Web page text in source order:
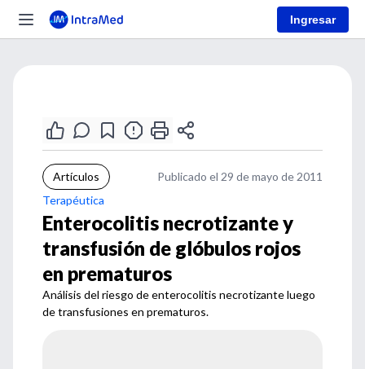
Ingresar
Artículos
Publicado el 29 de mayo de 2011
Terapéutica
Enterocolitis necrotizante y
transfusión de glóbulos rojos
en prematuros
Análisis del riesgo de enterocolitis necrotizante luego
de transfusiones en prematuros.